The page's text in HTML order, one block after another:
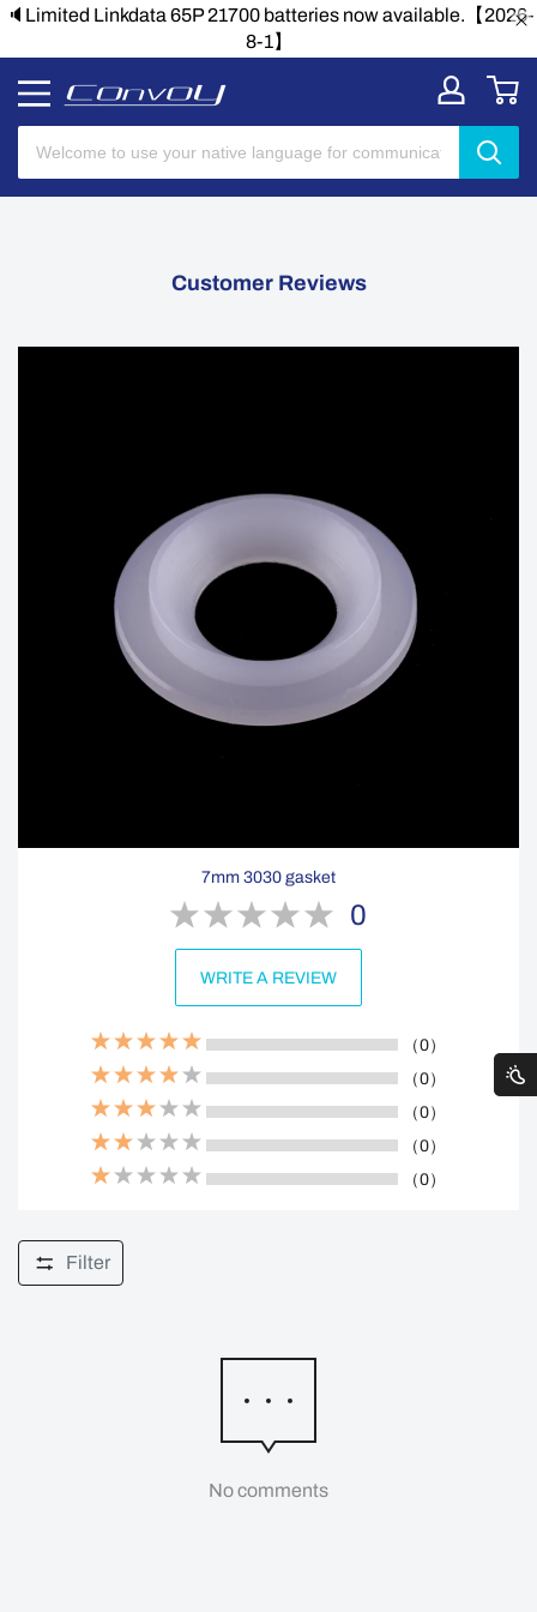
🔈Limited Linkdata 65P 21700 batteries now available.【2026-
8-1】
Customer Reviews
7mm 3030 gasket
0
WRITE A REVIEW
（0）
（0）
（0）
（0）
（0）
Filter
No comments